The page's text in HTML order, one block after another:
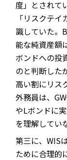
度」とされて
「リスクテ
識していた。
能な純資産額
ボンドへの投
のと判断した
高い割にリス
外務員は、
やLボンドに
を理解してい
第三に、WIS
ために合理的